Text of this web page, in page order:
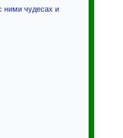
ними чудесах и